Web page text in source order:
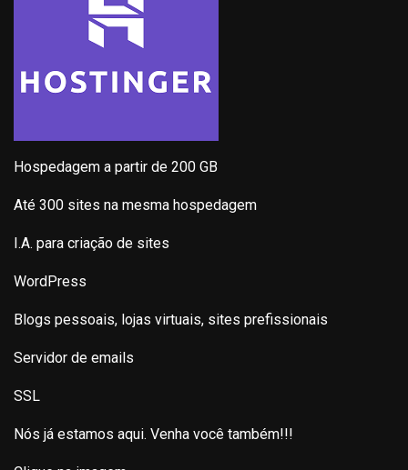
Hospedagem a partir de 200 GB
Até 300 sites na mesma hospedagem
I.A. para criação de sites
WordPress
Blogs pessoais, lojas virtuais, sites prefissionais
Servidor de emails
SSL
Nós já estamos aqui. Venha você também!!!